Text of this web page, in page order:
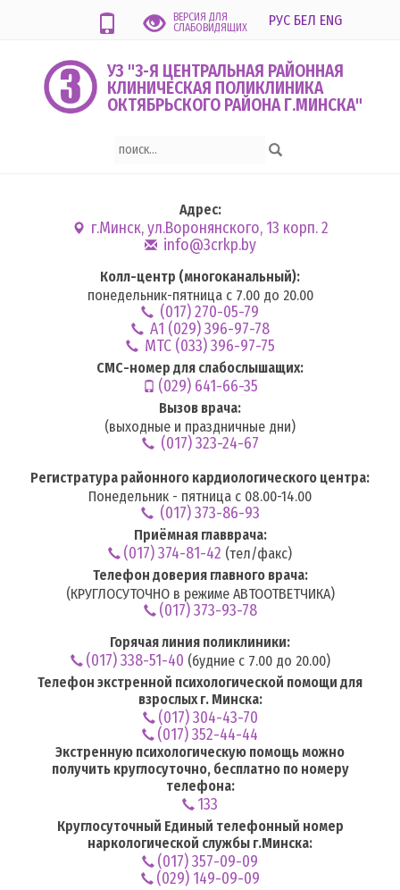
ВЕРСИЯ ДЛЯ
СЛАБОВИДЯЩИХ
РУС БЕЛ ENG
УЗ "3-Я ЦЕНТРАЛЬНАЯ РАЙОННАЯ
КЛИНИЧЕСКАЯ ПОЛИКЛИНИКА
ОКТЯБРЬСКОГО РАЙОНА Г.МИНСКА"
Адрес:
г.Минск, ул.Воронянского, 13 корп. 2
info@3crkp.by
Колл-центр (многоканальный):
понедельник-пятница с 7.00 до 20.00
(017) 270-05-79
А1 (029) 396-97-78
MTC (033) 396-97-75
СМС-номер для слабослышащих:
(029) 641-66-35
Вызов врача:
(выходные и праздничные дни)
(017) 323-24-67
Регистратура районного кардиологического центра:
Понедельник - пятница с 08.00-14.00
(017) 373-86-93
Приёмная главврача:
(017) 374-81-42 (тел/факс)
Телефон доверия главного врача:
(КРУГЛОСУТОЧНО в режиме АВТООТВЕТЧИКА)
(017) 373-93-78
Горячая линия поликлиники:
(017) 338-51-40 (будние с 7.00 до 20.00)
Телефон экстренной психологической помощи для
взрослых г. Минска:
(017) 304-43-70
(017) 352-44-44
Экстренную психологическую помощь можно
получить круглосуточно, бесплатно по номеру
телефона:
133
Круглосуточный Единый телефонный номер
наркологической службы г.Минска:
(017) 357-09-09
(029) 149-09-09